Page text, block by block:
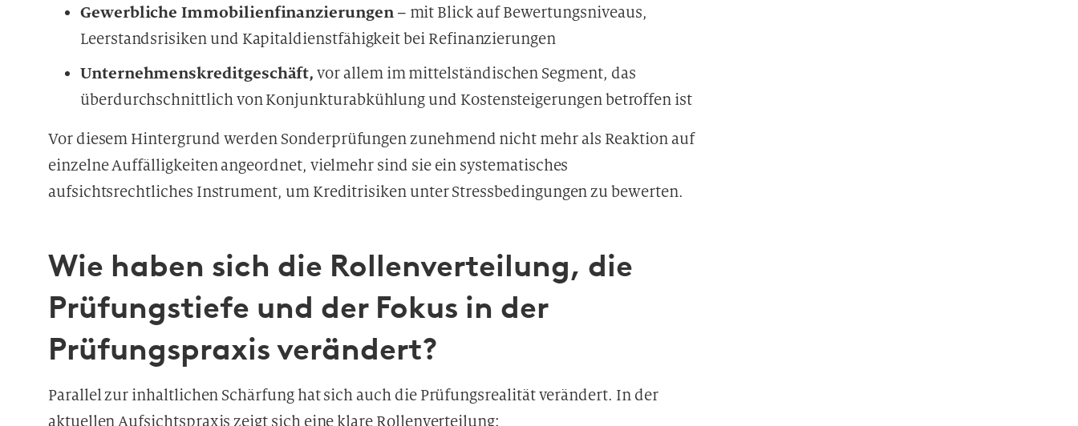
Gewerbliche Immobilienfinanzierungen– mit Blick auf Bewertungsniveaus,
Leerstandsrisiken und Kapitaldienstfähigkeit bei Refinanzierungen
Unternehmenskreditgeschäft, vor allem im mittelständischen Segment, das
überdurchschnittlich von Konjunkturabkühlung und Kostensteigerungen betroffen ist
Vor diesem Hintergrund werden Sonderprüfungen zunehmend nicht mehr als Reaktion auf
einzelne Auffälligkeiten angeordnet, vielmehr sind sie ein systematisches
aufsichtsrechtliches Instrument, um Kreditrisiken unter Stressbedingungen zu bewerten.
Wie haben sich die Rollenverteilung, die
Prüfungstiefe und der Fokus in der
Prüfungspraxis verändert?
Parallel zur inhaltlichen Schärfung hat sich auch die Prüfungsrealität verändert. In der
aktuellen Aufsichtspraxis zeigt sich eine klare Rollenverteilung: